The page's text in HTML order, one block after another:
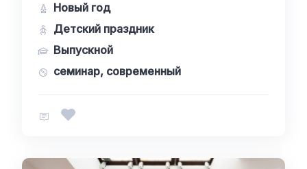
Новый год
Детский праздник
Выпускной
семинар, современный